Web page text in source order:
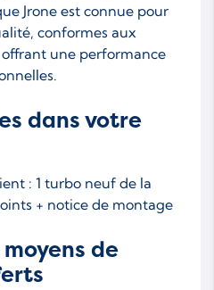
Jrone est connue pour
conformes aux
une performance
dans votre
: 1 turbo neuf de la
+ notice de montage
de